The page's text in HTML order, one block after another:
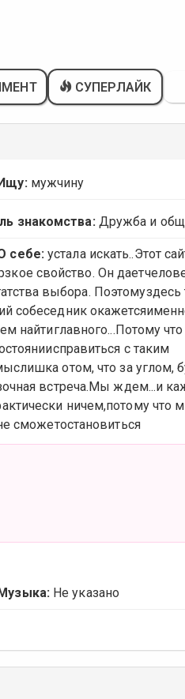
СУПЕРЛАЙК
мужчину
знакомства: Дружба и
себе:устала искать..Этот
свойство. Он
выбора. Поэтомуздесь
собеседник
найтиглавного...Потому что
с таким
отом, что за углом,
встреча.Мы ждем...и
ничем,потому что
сможетостановиться
Не указано